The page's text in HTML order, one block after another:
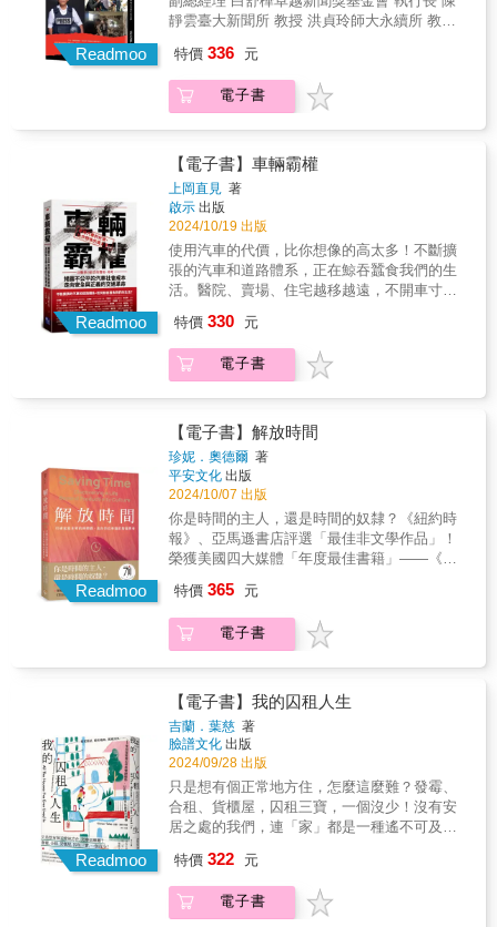
做。因此，到頭來，傾聽變成一種激進的行
來說，正義意味著什麼——而且透過她們的想
考慮，我們的司法體系會變得多麼不同。」──
本書導言
$ 什麼是劇毒貨幣？洗錢要怎麼洗？ $
武器？ $ 球隊交易足球隊員，也是一種金
密」！ $ 外籍移工的僑匯，竟是支撐國際金融
的最大力量？ $ 經濟制裁也可以成為地緣
政治的武器？ $ 加密貨幣反映了全球財富
熱烈流動的軌跡？ $ 一張圖竟然就可以秒
懂中國「一帶一路」的地理投資術？ $
「雞蛋不要放在同一個籃子裡」，這種傳統投
資心法居然會帶來更大的風險？ $ 衛星、
導航系統、火箭募資，金錢接下來會征服全宇
宙？ ★★★＿＿真正的國際觀與世界大局！
從古至今，金錢故事始終發生在國際舞
台。 《金錢大地圖》是一本對人類財富發
展的獨特圖文探索，將地理學、金融學、經濟
學、社會科學與美學設計融為一體，把複雜的
金融主題轉化為引人入勝且易於理解的敘述。
全書透過5個互補的視角、4個有趣測驗、3
眼。 本書特色 1. 大開本，翻閱順手！最強
視覺化設計！ 印刷精美，裝幀大器，頂尖
製圖獎大師力作，每個跨頁均包含超過6種資訊
（經濟、地理、貨幣、政治、圖表、數據
等），內容豐富多元，不只瞭解「錢規則」，
根本就是一本經典圖像設計教科書。 2. 全
球第一本！一跨頁一概念，隨翻隨懂！ 全
揭開世界財富流動的「錢規則」。100張全彩直
入。視覺化金錢的實在流向，是打開全新國際
視野的最佳讀本。 3. 國際觀，脈絡化分
析，全年齡適讀！ 兼具深度、廣度、有趣
度，以圖為主，以文為輔，解讀為何金融和人
類文明歷史、經濟、政治、思想、文化息息相
關。閱讀這本，你就是未來最渴望的跨領域人
才！ 4. 世界頂尖學府，罕見智慧結晶！
哈佛大學、耶魯大學、英國社會科學院，
三強聯手，透過故事化的圖像，讓世界大局立
體化，讓你輕鬆掌握財富世界觀！絕美之作，
獻給愛知識、愛財富、愛閱讀、愛進步的你！
愛錢不需要勇氣，只需擁有這本書！金融識
讀，立即開始！
生活的力量，以它的利益和需求為我們自己的
利益和需求。表面上越是多采多姿的歌舞昇
平，骨子裡越是了無生趣的冷感疏離。&本書可
稱為對西方發達工業社會的總體檢，對當時西
方發達工業社會之所以能徹底地支配、剝削社
解。馬庫色構思本書時，歐美世界處於悲觀氣
氛濃厚的五〇年代，因此書中並未對人類解放
的前景抱有正面的期望。然而，或許正因為馬
庫色對西方文明系統性的尖銳分析，給予了當
時渴望解放的知識分子與學生一盞明燈、一種
鼓舞，進而燃起了其後席捲全球的學運風潮。
&&為什麼此時此地，我們必須重讀此書？這是
「時代感」系列最初的發問。不同領域的大師
留下傳世之作，描繪當時他們所處社會樣貌、
台灣與華人社會，透過重量級知識人的詮釋和
細膩導讀，「時代感」系列試圖全方位地回
答：「重讀此書，我們將從中獲得定位自身、
前進未來的重要線索。」&▎時代感書系《共產
黨宣言》｜卡爾．馬克思（Karl Marx）、斐特
烈．恩格斯（Friedrich Engels）著《墮落論》
｜坂口安吾 著《符號帝國》｜羅蘭．巴特
（Roland Barthes）著《單向度的人：發達工
業社會的意識型態研究》｜赫伯特．馬庫色
（Herbert Marcuse）著《愛因斯坦自選集：對
於這個世界，我這樣想》｜愛因斯坦（Albert
Einstein）著《現代生活的畫家：波特萊爾文
集》｜波特萊爾（Charles Baudelaire）著《學
做工：勞工子弟何以接繼父業？》｜保羅．威
利斯（Paul Willis）著《物體系》｜尚．布希亞
Perec）著《愛神之淚：從洞穴壁畫、宗教場面
到凌遲酷刑，法國情色論大師巴塔耶分析「極
限、踰越」影像的顛峰之作》｜喬治．巴塔耶
（Georges Bataille）著《超現實主義宣言》｜
安德列．布勒東（Andr&eacute; Breton）著
《區判：品味判斷的社會批判》｜皮耶．布赫
迪厄（Pierre Bourdieu）著
到過去二十年來美國人經歷了哪些事情。」
《波士頓環球報》：「歐逸文聚焦他熟知的三
個地方，以細膩且充滿情感的筆觸勾勒當地的
年國會山莊襲擊事件，美國到底有了那些改
變？▲美國人擁槍的人數在過去二十年成長三
倍，已達1300萬人，是警察人數的十二倍。▲
比爾蓋茲、巴菲特、貝佐斯等有錢人的收入，
比後50%的美國人加起來還多。▲美國國會議
員的組成，有82%是男性、83%是男人、50%
是千萬富翁。▲1964年，有77%的美國人願意
相信政府，五十年後，這數字只剩下18%。
▲2013年，美國非白人新生兒的人數，首度超
越白人新生兒。▲2016年，美國人深信國內有
六分之一的穆斯林人口，實際數字呢？只有
1%。2013年，作者歐逸文結束長達八年的駐中
國記者生涯，回到了美國，卻發現家鄉變得面
目全非。過往他常跟埃及、伊拉克或中國的公
民述說美國的理念，包括追求法治、追求真
謊言？都是在自欺欺人？歐逸文更發現，美國
在2001年到2021年這二十年間，美國已成為一
片道德上的「荒原」，隨時都有可能引發一場
嚴重的「森林野火」。由於政治人物及部分媒
體的渲染，導致美國人擁槍人數創新高，槍擊
事件更頻繁發生。社會對移民、穆斯林、有色
人種等少數族裔的敵意不斷增加。有錢人玩弄
金權政治，以自由之名行貪婪之實，想盡辦法
刪去財政支出，減少稅收，這導致國家沒有多
種種現象加劇了美國國內的裂痕，美國人不再
懷抱共同的高遠夢想，眼下只有一群怨氣無處
宣洩、三餐無法溫飽的窮苦人，以及汲汲營營
獲取更多利益，只想到自己的有錢人。為了尋
找危機的源頭，歐逸文鎖定了三座城市，分別
是住滿美國金融界億萬富翁、豪宅林立的格林
威治；曾是「全美城市典範」，如今已沒落且
毒品氾濫的山間小鎮克拉克斯堡；以及美國中
西部的樞紐城市，工商業發達卻也存在嚴重族
群及黑幫問題的芝加哥。在本書中，歐逸文花
了上千個小時訪談數百位美國云云大眾，訪問
他們的人生、他們的社區、他們的城鎮、他們
的工作，以及他們為何感到無助、感到憤怒、
感到無法為自己的人生做出好的選擇。▲「金
三角」格林威治格林威治位於康乃狄克州，也
Readmoo
靜雲臺大新聞所 教授 洪貞玲師大永續所 教授
大陸研究中心 資深研究員 尹麗喬重磅推薦親眼
目睹伊拉克警察部隊與伊斯蘭國駁火輾轉26小
時只為了進入葉門這個充滿危險的國度臺灣首
拉克的戰火，再到敘利亞和葉門的戰地採訪，
每一段經歷都是對人性、勇氣和信念的考驗。
這些戰地報導不僅僅是新聞，更是我對這個世
界的深切反思。在每一個戰地國家，我見證了
無數的悲劇和希望。敘利亞難民營裡孩子們的
笑容、葉門大學生對人生的期盼，戰地醫院裡
無助母親的失落等，這些畫面都深深烙印在我
的記憶中。戰爭帶來了無盡的痛苦，但同時也
讓人們更加堅強，更加珍惜和平的可貴。這本
和責任。我們報導戰爭，揭露真相，但我們能
改變什麼？希望這本書能夠帶給讀者些許的啟
發和反思。我們生活在一個動蕩的世界，每一
個人的行動都可能影響到他人的命運。臺灣雖
然面對中國的威脅，但整體而言，仍然是個幸
福安逸的國家，當戰爭世代逐漸凋零，包括我
在內的多數人都不曾親身經歷過戰爭的無情。
特價 336 元
電子書
Readmoo
【電子書】車輛霸權
上岡直見 著
啟示 出版
2024/10/19 出版
使用汽車的代價，比你想像的高太多！不斷擴
張的汽車和道路體系，正在鯨吞蠶食我們的生
活。醫院、賣場、住宅越移越遠，不開車寸步
受到限制；年長者駕車容易出事，但不用車又
無法就醫；車子多事故也多，台灣每年將近400
位行人在路上罹難……根據統計，日本每年為
擔，早就超過帶來的便利！----------------------------
--------------------------------社會生活仰賴交通，但
什麼樣的交通模式才能帶來真正長久的幸福？
汽車看似讓人們的外出選擇更加多樣，但實際
上卻是形成非常有限的交通系統。當都市、道
路設計以車為本，而不是以全民的需求為中
心，這樣真的合理嗎？馬路的使用是屬於所有
人，車子只是其中之一而已；以車輛社會為主
的道路使用觀點，是時候要轉變成人本交通思
--- 曾被國際媒體稱為「行人地獄」的台灣，目
前汽機車持有率99.5%，亦即幾乎人人都有
車，甚至不只一台車。在此現象下，民眾日常
「車本社會」的必要之惡。堪稱典範的日本，
公共交通發達、人行設施完善、交通死亡屢創
新低。然而，日本也曾面臨漫長的交通黑暗
期，史稱「交通戰爭」時代。本書從日本走向
車本的歷史回顧及對車本社會的批判，以經濟
角度的實證資料指出車本社會的負面作用，反
思依賴車輛的社會問題，以及轉型後的現狀；
料電池車）以及新駕駛型態（自動駕駛）是否
真的能解決車輛外部成本問題？或是帶來新的
課題？本書以經濟學面向的實證資料，指出汽
特價 330 元
電子書
Readmoo
【電子書】解放時間
珍妮．奧德爾 著
平安文化 出版
2024/10/07 出版
你是時間的主人，還是時間的奴隸？《紐約時
報》、亞馬遜書店評選「最佳非文學作品」！
榮獲美國四大媒體「年度最佳書籍」――《芝
子》、《Electric Lit》美國當代最受矚目的天才
藝術家，一本重新定義幸福的時間史詩！✦✧✦
努力工作永遠得不到自由。加快工作速度的唯
相信時間就是金錢，一生永遠無法脫離「時
鐘」生活，但……真的是如此嗎？一天24小
時、一小時60分鐘、一分鐘60秒，為了有效利
用時間，人們不斷追求效率，結果一生都在忙
碌中度過，直到生命的盡頭，卻發現自己根本
沒有好好活過。但我們的人生，難道不能過得
更人性、更自由？天才藝術家珍妮．奧德爾認
為，時間不是一種「標準化」的單位，而是形
成「可能性」的媒介，可以伴隨花草的生長、
無常；享受等待和欲望的彈性，掌控時間，而
不是被時間壓迫……只要跳脫線性思考，解放
特價 365 元
電子書
Readmoo
【電子書】我的囚租人生
吉蘭．葉慈 著
臉譜文化 出版
2024/09/28 出版
只是想有個正常地方住，怎麼這麼難？發霉、
合租、貨櫃屋，囚租三寶，一個沒少！沒有安
居之處的我們，連「家」都是一種遙不可及的
勞工陣線研究部主任張烽益 台灣勞動與社會
政策研究協會執行長廖庭輝（洛書） OURs都
市改革組織研究員&當不斷搬遷超過二十多處居
特價 322 元
電子書